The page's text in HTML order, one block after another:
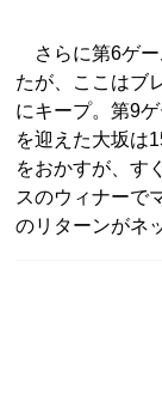
さらに第6ゲー
たが、ここはブ
にキープ。第9
を迎えた大坂は
をおかすが、す
スのウィナーで
のリターンがネ